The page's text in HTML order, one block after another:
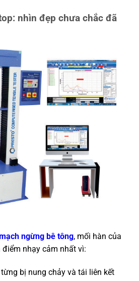
nhìn đẹp chưa chắc đã
ngừng bê tông, mối hàn của
điểm nhạy cảm nhất vì:
bị nung chảy và tái liên kết